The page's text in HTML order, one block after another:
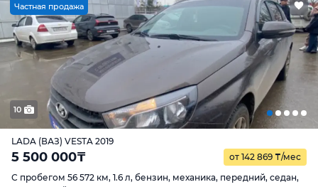
Частная продажа
10
LADA (ВАЗ) VESTA 2019
5 500 000₸ от 142 869 ₸/мес
С пробегом 56 572 км, 1.6 л, бензин, механика, передний, седан,